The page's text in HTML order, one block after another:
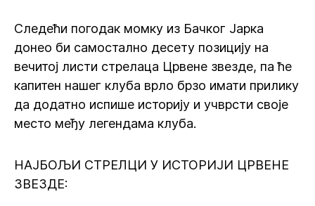
Следећи погодак момку из Бачког Јарка
донео би самостално десету позицију на
вечитој листи стрелаца Црвене звезде, па ће
капитен нашег клуба врло брзо имати прилику
да додатно испише историју и учврсти своје
место међу легендама клуба.
НАЈБОЉИ СТРЕЛЦИ У ИСТОРИЈИ ЦРВЕНЕ
ЗВЕЗДЕ: